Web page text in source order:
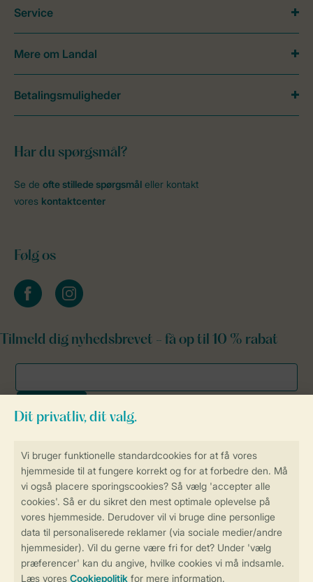
Få en personligt tilpasset oplevelse
Sikker og hurtig online booking
Sikker datahåndtering
Har du spørgsmål?
Se de ofte stillede spørgsmål eller kontakt
vores kontaktcenter
Følg os
facebookinstagram
Tilmeld dig nyhedsbrevet - få op til 10 % rabat
Service
Mere om Landal
Betalingsmuligheder